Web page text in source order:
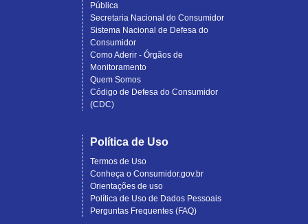
Pública
Secretaria Nacional do Consumidor
Sistema Nacional de Defesa do
Consumidor
Como Aderir - Órgãos de
Monitoramento
Quem Somos
Código de Defesa do Consumidor
(CDC)
Política de Uso
Termos de Uso
Conheça o Consumidor.gov.br
Orientações de uso
Política de Uso de Dados Pessoais
Perguntas Frequentes (FAQ)